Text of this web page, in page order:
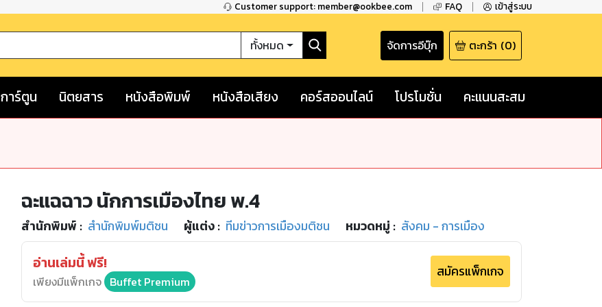
Customer support: member@ookbee.com FAQ เข้าสู่ระบบ
ทั้งหมด จัดการอีบุ๊ก ตะกร้า (0)
การ์ตูน นิตยสาร หนังสือพิมพ์ หนังสือเสียง คอร์สออนไลน์ โปรโมชั่น คะแนนสะสม
ฉะแฉฉาว นักการเมืองไทย พ.4
สำนักพิมพ์ : สำนักพิมพ์มติชน ผู้แต่ง : ทีมข่าวการเมืองมติชน หมวดหมู่ : สังคม - การเมือง
อ่านเล่มนี้ ฟรี!
เพียงมีแพ็กเกจ Buffet Premium
สมัครแพ็กเกจ